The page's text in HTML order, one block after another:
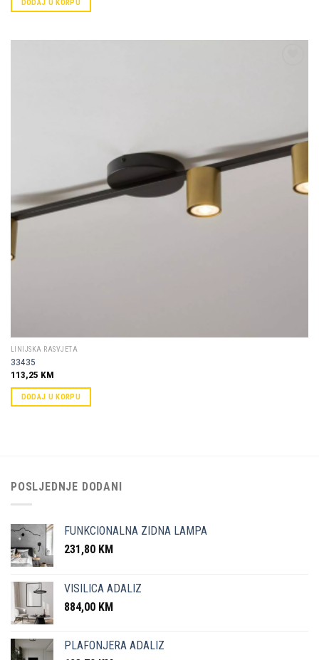
DODAJ U KORPU
LINIJSKA RASVJETA
33435
113,25 KM
DODAJ U KORPU
POSLJEDNJE DODANI
FUNKCIONALNA ZIDNA LAMPA
231,80 KM
VISILICA ADALIZ
884,00 KM
PLAFONJERA ADALIZ